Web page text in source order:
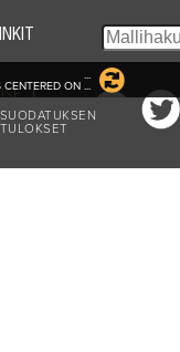
...
ON ...
SUODATUKSEN
TULOKSET
|
oikeudet